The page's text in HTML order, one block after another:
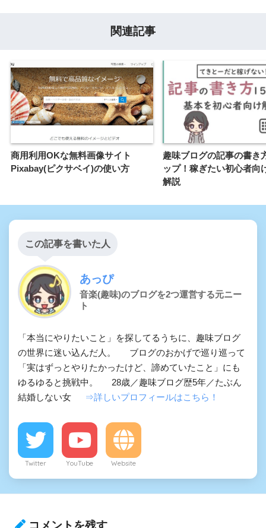
関連記事
商用利用OKな無料画像サイト
Pixabay(ピクサベイ)の使い方
趣味ブログの記事の書き
ップ！稼ぎたい初心者向
解説
この記事を書いた人
あっぴ
音楽(趣味)のブログを2つ運営する元ニー
ト
「本当にやりたいこと」を探してるうちに、趣味ブログ
の世界に迷い込んだ人。 ブログのおかげで巡り巡って
「実はずっとやりたかったけど、諦めていたこと」にも
ゆるゆると挑戦中。 28歳／趣味ブログ歴5年／たぶん
結婚しない女
⇒詳しいプロフィールはこちら！
Twitter YouTube Website
コメントを残す